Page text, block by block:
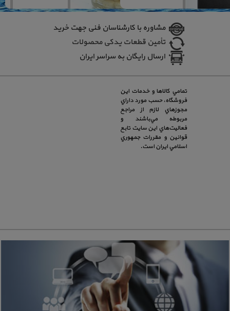
مشاوره با کارشناسان فنی جهت خرید
تأمین قطعات یدکی محصولات
ارسال رایگان به سراسر ایران
تمامي كالاها و خدمات اين
فروشگاه، حسب مورد داراي
مجوزهاي لازم از مراجع
مربوطه مي‌باشند و
فعاليت‌هاي اين سايت تابع
قوانين و مقررات جمهوري
اسلامي ايران است.